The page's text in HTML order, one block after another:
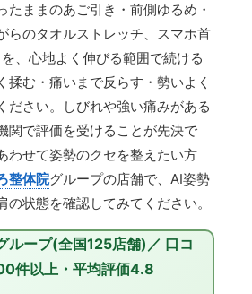
たままのあご引き・前側ゆるめ・
らのタオルストレッチ、スマホ首
、心地よく伸びる範囲で続ける
揉む・痛いまで反らす・勢いよく
ださい。しびれや強い痛みがある
関で評価を受けることが先決で
わせて姿勢のクセを整えたい方
整体院グループの店舗で、AI姿勢
の状態を確認してみてください。
ループ(全国125店舗)／ 口コ
件以上・平均評価4.8